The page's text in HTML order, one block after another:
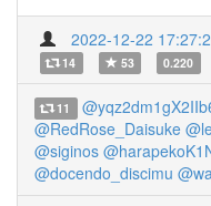
2022-12-22
14 53 0.220
11
@RedRose_Daisuke
@siginos
@docendo_discimu